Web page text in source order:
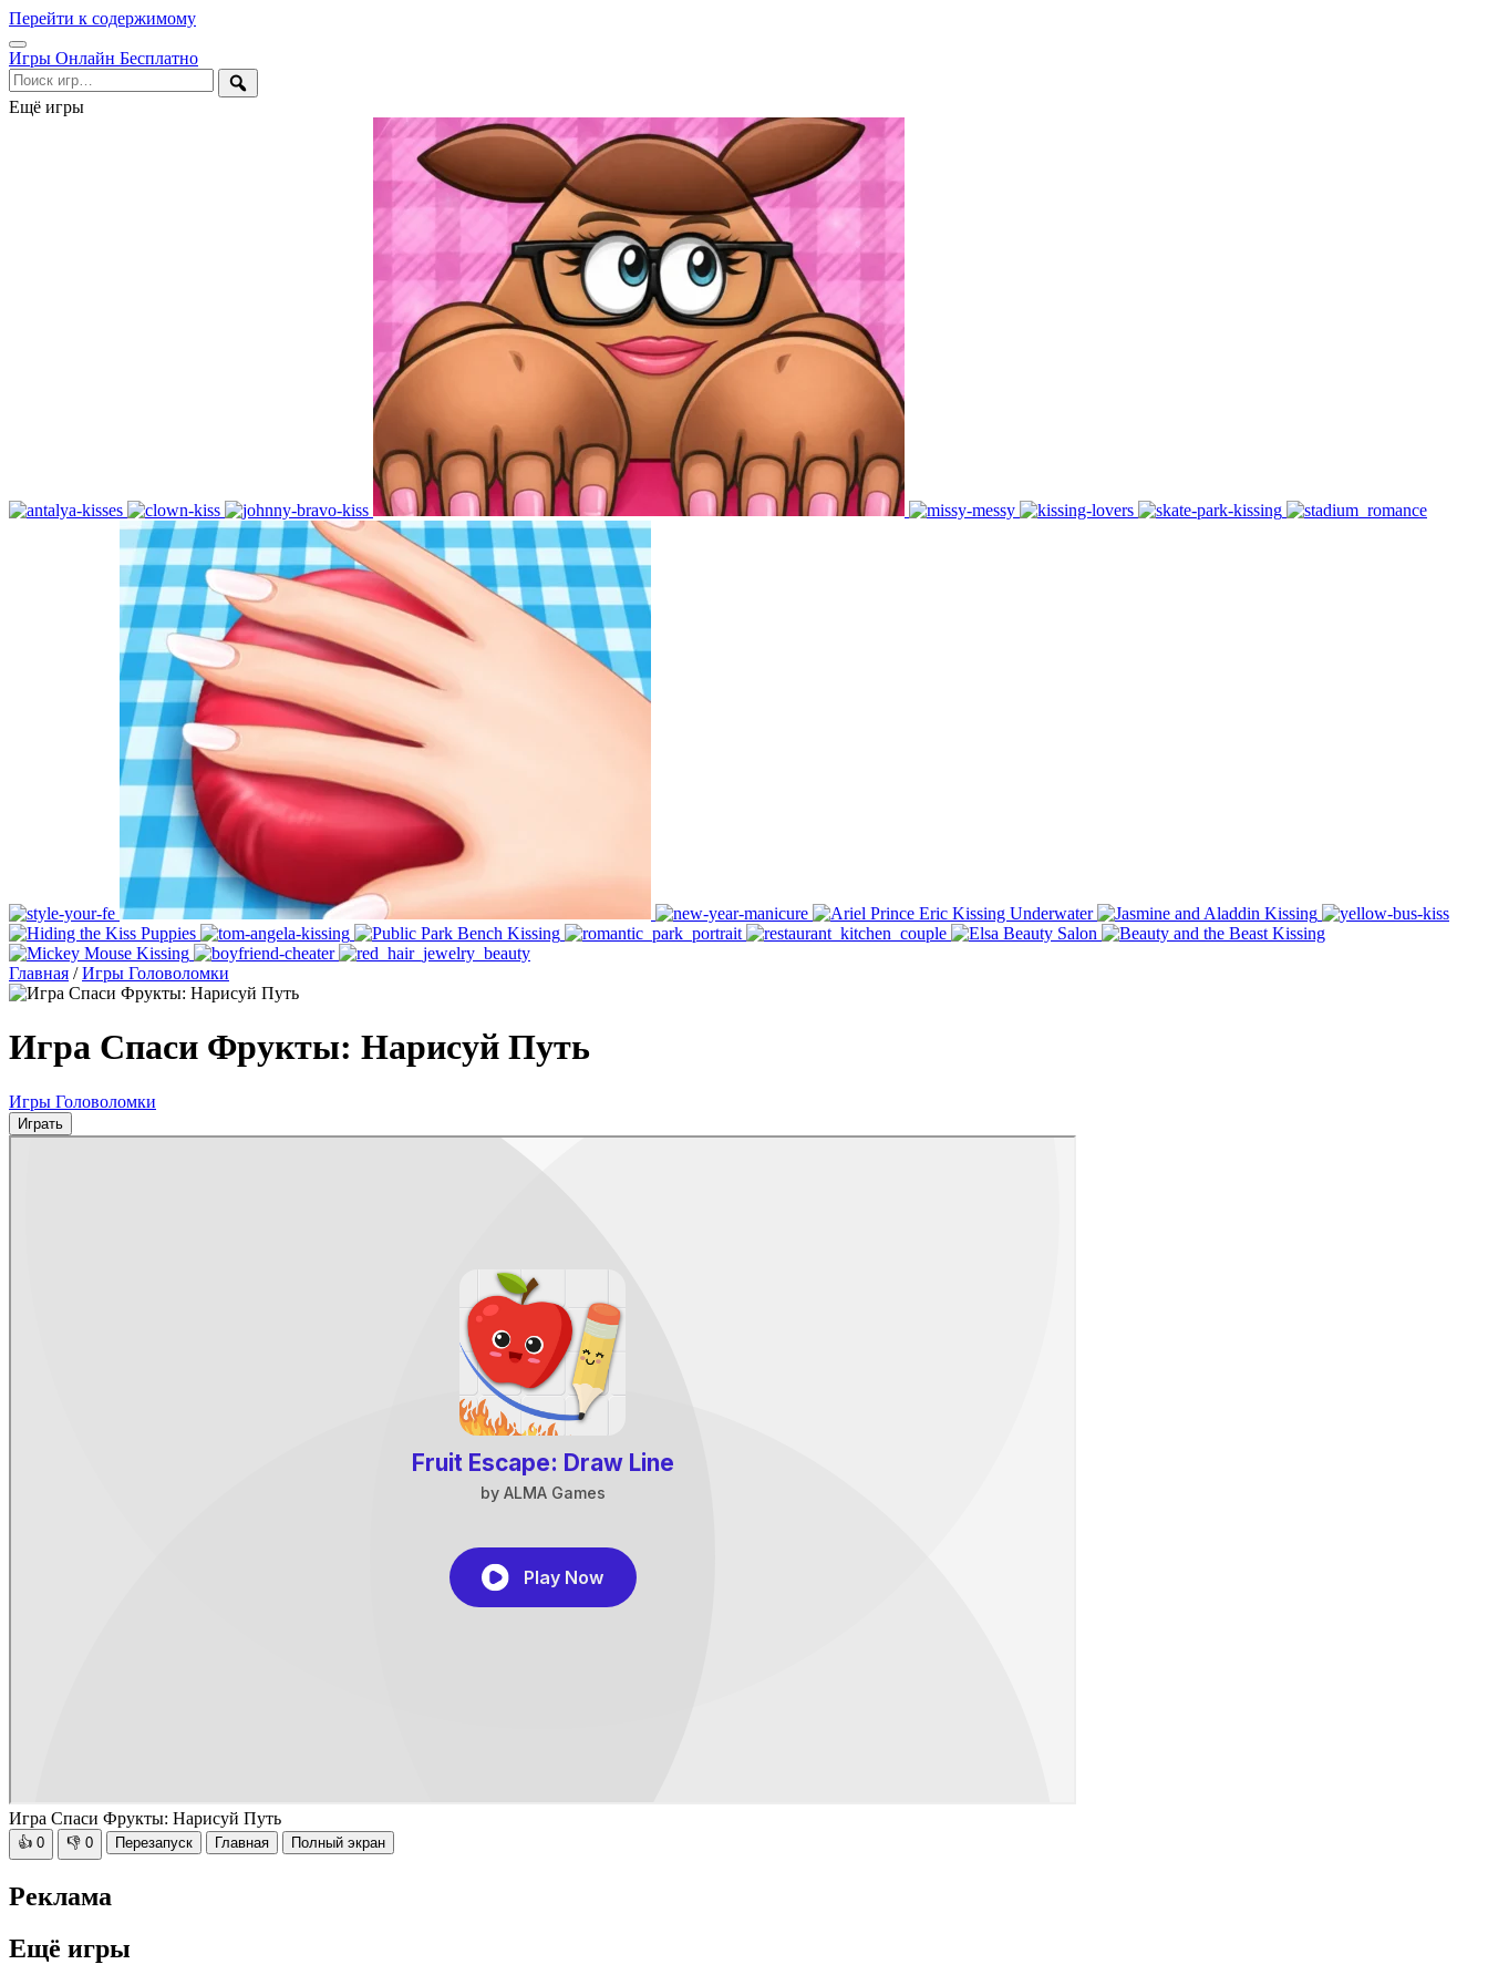
Перейти к содержимому
Открыть
меню
Игры Онлайн Бесплатно
Поиск
Ещё игры
Главная / Игры Головоломки
Игра Спаси Фрукты: Нарисуй Путь
Игры Головоломки
Играть
Игра Спаси Фрукты: Нарисуй Путь
👍 0 👎 0 Перезапуск Главная Полный экран
Реклама
Ещё игры